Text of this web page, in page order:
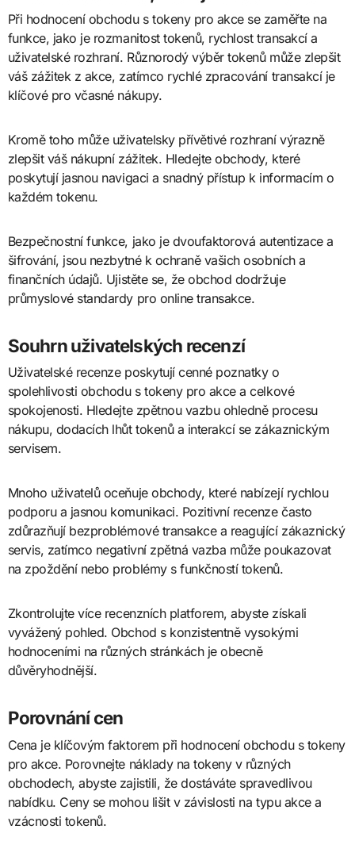
Při hodnocení obchodu s tokeny pro akce se zaměřte na
funkce, jako je rozmanitost tokenů, rychlost transakcí a
uživatelské rozhraní. Různorodý výběr tokenů může zlepšit
váš zážitek z akce, zatímco rychlé zpracování transakcí je
klíčové pro včasné nákupy.
Kromě toho může uživatelsky přívětivé rozhraní výrazně
zlepšit váš nákupní zážitek. Hledejte obchody, které
poskytují jasnou navigaci a snadný přístup k informacím o
každém tokenu.
Bezpečnostní funkce, jako je dvoufaktorová autentizace a
šifrování, jsou nezbytné k ochraně vašich osobních a
finančních údajů. Ujistěte se, že obchod dodržuje
průmyslové standardy pro online transakce.
Souhrn uživatelských recenzí
Uživatelské recenze poskytují cenné poznatky o
spolehlivosti obchodu s tokeny pro akce a celkové
spokojenosti. Hledejte zpětnou vazbu ohledně procesu
nákupu, dodacích lhůt tokenů a interakcí se zákaznickým
servisem.
Mnoho uživatelů oceňuje obchody, které nabízejí rychlou
podporu a jasnou komunikaci. Pozitivní recenze často
zdůrazňují bezproblémové transakce a reagující zákaznický
servis, zatímco negativní zpětná vazba může poukazovat
na zpoždění nebo problémy s funkčností tokenů.
Zkontrolujte více recenzních platforem, abyste získali
vyvážený pohled. Obchod s konzistentně vysokými
hodnoceními na různých stránkách je obecně
důvěryhodnější.
Porovnání cen
Cena je klíčovým faktorem při hodnocení obchodu s tokeny
pro akce. Porovnejte náklady na tokeny v různých
obchodech, abyste zajistili, že dostáváte spravedlivou
nabídku. Ceny se mohou lišit v závislosti na typu akce a
vzácnosti tokenů.